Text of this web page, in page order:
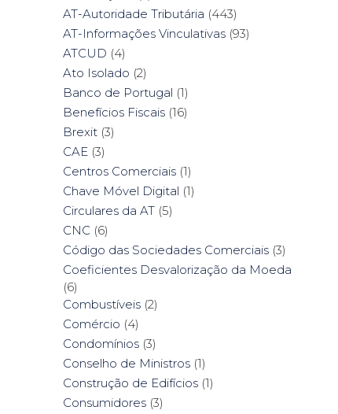
AT-Autoridade Tributária (443)
AT-Informações Vinculativas (93)
ATCUD (4)
Ato Isolado (2)
Banco de Portugal (1)
Benefícios Fiscais (16)
Brexit (3)
CAE (3)
Centros Comerciais (1)
Chave Móvel Digital (1)
Circulares da AT (5)
CNC (6)
Código das Sociedades Comerciais (3)
Coeficientes Desvalorização da Moeda
(6)
Combustíveis (2)
Comércio (4)
Condomínios (3)
Conselho de Ministros (1)
Construção de Edifícios (1)
Consumidores (3)